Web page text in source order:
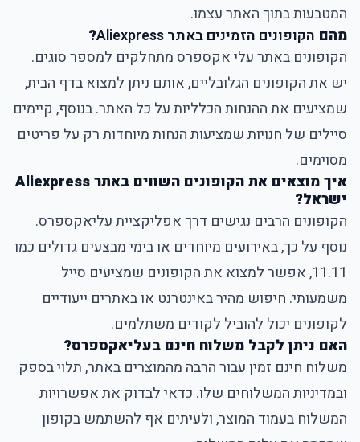
המטבעות בתוך האתר עצמו.
מהם הקופונים הזמינים באתר Aliexpress
?
הקופונים באתר עלי אקספרסמתחלקים למספר סוגים.
יש את הקופונים הגלובליים, אותם ניתן למצוא בדף הבית,
שמציעים את ההנחות הכלליות על כל האתר. בנוסף, קיימים
סיילים של חנויות שמציעות הנחות מיוחדות רק על פריטים
מסוימים.
איך מוצאים את הקופונים השווים באתר Aliexpress
ישראל?
הקופונים הרבים נגישים דרך אפליקציית עליאקספרס.
נוסף על כך, באירועים מיוחדים או בימי מבצעים גדולים כמו
11.11, אפשר למצוא את הקופונים שמציעים סייל
משמעותי. חיפוש מהיר באינטרנט או באתרים ייעודיים
לקופונים יכול להוביל לקודים משתלמים.
האם ניתן לקבל משלוח חינם בעליאקספרס?
משלוח חינם זמין עבור הרבה מהמוצרים באתר, תלוי בספק
ובמדיניות המשלוחים שלו. כדאי לבדוק את אפשרויות
המשלוח בעמוד המוצר, ולעיתים אף להשתמש בקופון